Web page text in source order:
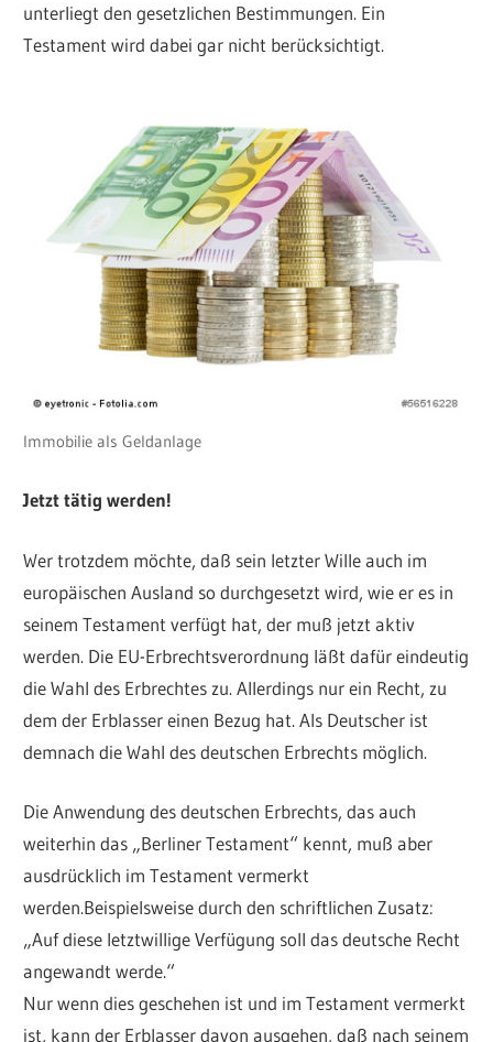
unterliegt den gesetzlichen Bestimmungen. Ein
Testament wird dabei gar nicht berücksichtigt.
Immobilie als Geldanlage
Jetzt tätig werden!
Wer trotzdem möchte, daß sein letzter Wille auch im
europäischen Ausland so durchgesetzt wird, wie er es in
seinem Testament verfügt hat, der muß jetzt aktiv
werden. Die EU-Erbrechtsverordnung läßt dafür eindeutig
die Wahl des Erbrechtes zu. Allerdings nur ein Recht, zu
dem der Erblasser einen Bezug hat. Als Deutscher ist
demnach die Wahl des deutschen Erbrechts möglich.
Die Anwendung des deutschen Erbrechts, das auch
weiterhin das „Berliner Testament“ kennt, muß aber
ausdrücklich im Testament vermerkt
werden.Beispielsweise durch den schriftlichen Zusatz:
„Auf diese letztwillige Verfügung soll das deutsche Recht
angewandt werde.“
Nur wenn dies geschehen ist und im Testament vermerkt
ist, kann der Erblasser davon ausgehen, daß nach seinem